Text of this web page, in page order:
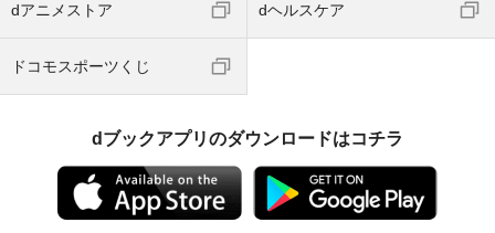
dアニメストア dヘルスケア
ドコモスポーツくじ
dブックアプリのダウンロードはコチラ